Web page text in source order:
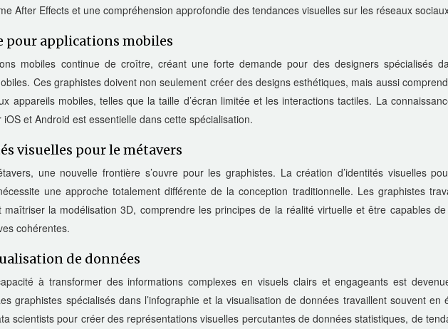
After Effects et une compréhension approfondie des tendances visuelles sur les réseaux
pour applications mobiles
mobiles continue de croître, créant une forte demande pour des designers spécialisés
Ces graphistes doivent non seulement créer des designs esthétiques, mais aussi
appareils mobiles, telles que la taille d’écran limitée et les interactions tactiles. La
et Android est essentielle dans cette spécialisation.
visuelles pour le métavers
une nouvelle frontière s’ouvre pour les graphistes. La création d’identités visuelles
une approche totalement différente de la conception traditionnelle. Les graphistes
la modélisation 3D, comprendre les principes de la réalité virtuelle et être capables
cohérentes.
de données
à transformer des informations complexes en visuels clairs et engageants est
graphistes spécialisés dans l’infographie et la visualisation de données travaillent souvent en
scientists pour créer des représentations visuelles percutantes de données statistiques, de